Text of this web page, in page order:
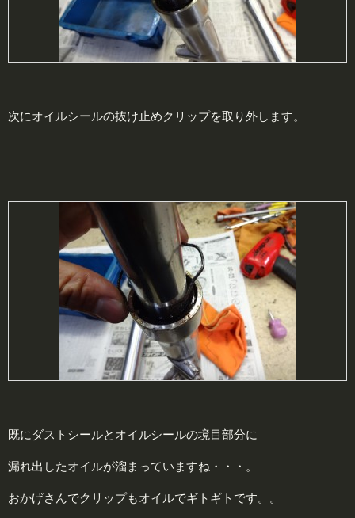
次にオイルシールの抜け止めクリップを取り外します。
既にダストシールとオイルシールの境目部分に
漏れ出したオイルが溜まっていますね・・・。
おかげさんでクリップもオイルでギトギトです。。